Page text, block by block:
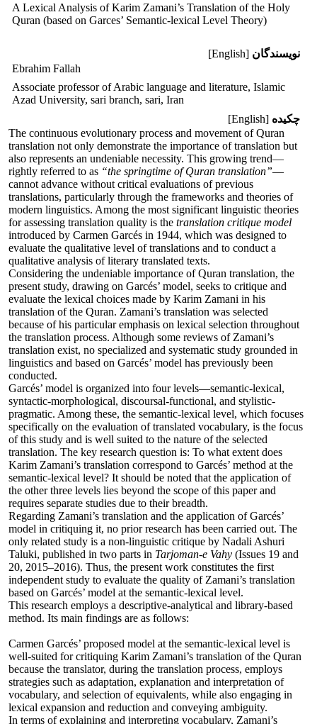
A Lexical Analysis of Karim Zamani’s Translation of the Holy
Quran (based on Garces’ Semantic-lexical Level Theory)
نویسندگان [English]
Ebrahim Fallah
Associate professor of Arabic language and literature, Islamic
Azad University, sari branch, sari, Iran
چکیده [English]
The continuous evolutionary process and movement of Quran
translation not only demonstrate the importance of translation but
also represents an undeniable necessity. This growing trend—
rightly referred to as “the springtime of Quran translation”—
cannot advance without critical evaluations of previous
translations, particularly through the frameworks and theories of
modern linguistics. Among the most significant linguistic theories
for assessing translation quality is the translation critique model
introduced by Carmen Garcés in 1944, which was designed to
evaluate the qualitative level of translations and to conduct a
qualitative analysis of literary translated texts.
Considering the undeniable importance of Quran translation, the
present study, drawing on Garcés’ model, seeks to critique and
evaluate the lexical choices made by Karim Zamani in his
translation of the Quran. Zamani’s translation was selected
because of his particular emphasis on lexical selection throughout
the translation process. Although some reviews of Zamani’s
translation exist, no specialized and systematic study grounded in
linguistics and based on Garcés’ model has previously been
conducted.
Garcés’ model is organized into four levels—semantic-lexical,
syntactic-morphological, discoursal-functional, and stylistic-
pragmatic. Among these, the semantic-lexical level, which focuses
specifically on the evaluation of translated vocabulary, is the focus
of this study and is well suited to the nature of the selected
translation. The key research question is: To what extent does
Karim Zamani’s translation correspond to Garcés’ method at the
semantic-lexical level? It should be noted that the application of
the other three levels lies beyond the scope of this paper and
requires separate studies due to their breadth.
Regarding Zamani’s translation and the application of Garcés’
model in critiquing it, no prior research has been carried out. The
only related study is a non-linguistic critique by Nadali Ashuri
Taluki, published in two parts in Tarjoman-e Vahy (Issues 19 and
20, 2015–2016). Thus, the present work constitutes the first
independent study to evaluate the quality of Zamani’s translation
based on Garcés’ model at the semantic-lexical level.
This research employs a descriptive-analytical and library-based
method. Its main findings are as follows:
Carmen Garcés’ proposed model at the semantic-lexical level is
well-suited for critiquing Karim Zamani’s translation of the Quran
because the translator, during the translation process, employs
strategies such as adaptation, explanation and interpretation of
vocabulary, and selection of equivalents, while also engaging in
lexical expansion and reduction and conveying ambiguity.
In terms of explaining and interpreting vocabulary, Zamani’s